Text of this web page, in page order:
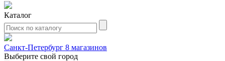
Каталог
Санкт-Петербург 8 магазинов
Выберите свой город